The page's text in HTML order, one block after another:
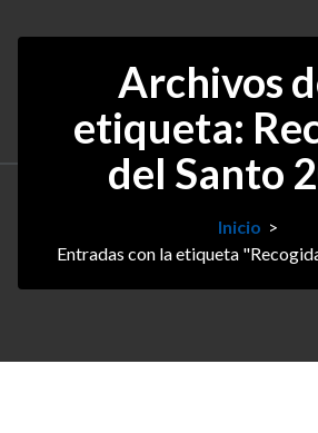
Archivos
etiqueta:
del Santo
Inicio >
Entradas con la etiqueta